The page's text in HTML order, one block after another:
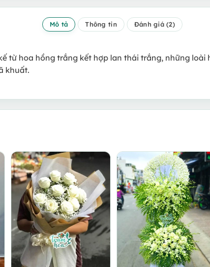
Mô tả Thông tin Đánh giá (2)
từ hoa hồng trắng kết hợp lan thái trắng, những
khuất.